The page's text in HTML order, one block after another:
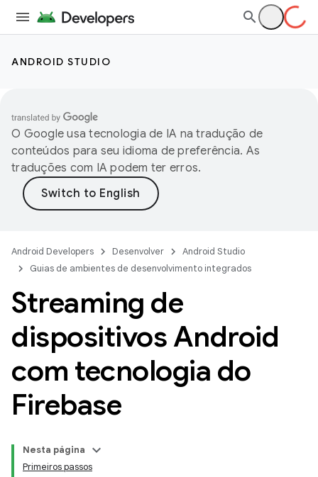
ANDROID STUDIO
O Google usa tecnologia de IA na tradução de
conteúdos para seu idioma de preferência. As
traduções com IA podem ter erros.
Android Developers Desenvolver
Android Studio
Guias de ambientes de desenvolvimento integrados
Streaming de
dispositivos Android
com tecnologia do
Firebase
Nesta página
Primeiros passos